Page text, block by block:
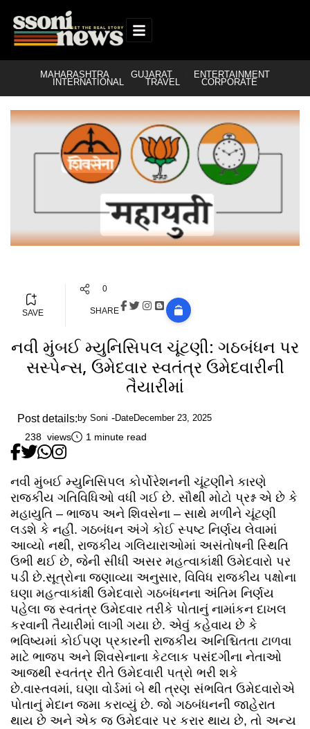
MAHARASHTRA GUJARAT ENTERTAINMENT
INTERNATIONAL TRAVEL CORPORATE
SAVE
0
SHARE
નવી મુંબઈ મ્યુનિસિપલ ચૂંટણી: ગઠબંધન પર
સસ્પેન્સ, ઉમેદવાર સ્વતંત્ર ઉમેદવારીની
તૈયારીમાં
Post details: by Soni DateDecember 23, 2025
238 views 1 minute read
નવી મુંબઈ મ્યુનિસિપલ કોર્પોરેશનની ચૂંટણીને કારણે
રાજકીય ગતિવિધિઓ વધી ગઈ છે. સૌથી મોટો પ્રશ્ન એ છે કે
મહાયુતિ – ભાજપ અને શિવસેના – સાથે મળીને ચૂંટણી
લડશે કે નહીં. ગઠબંધન અંગે કોઈ સ્પષ્ટ નિર્ણય લેવામાં
આવ્યો નથી, રાજકીય ગલિયારાઓમાં અસંતોષની સ્થિતિ
ઉભી થઈ છે, જેની સીધી અસર મહત્વાકાંક્ષી ઉમેદવારો પર
પડી છે.સૂત્રોના જણાવ્યા અનુસાર, વિવિધ રાજકીય પક્ષોના
ઘણા મહત્વાકાંક્ષી ઉમેદવારો ગઠબંધનના અંતિમ નિર્ણય
પહેલા જ સ્વતંત્ર ઉમેદવાર તરીકે પોતાનું નામાંકન દાખલ
કરવાની તૈયારીમાં લાગી ગયા છે. એવું કહેવાય છે કે
ભવિષ્યમાં કોઈપણ પ્રકારની રાજકીય અનિશ્ચિતતા ટાળવા
માટે ભાજપ અને શિવસેનાના કેટલાક પસંદગીના નેતાઓ
આજથી સ્વતંત્ર રીતે ઉમેદવારી પત્રો ભરી શકે
છે.વાસ્તવમાં, ઘણા વોર્ડમાં બે થી ત્રણ સંભવિત ઉમેદવારોએ
પોતાનું મેદાન જમા કરાવ્યું છે. જો ગઠબંધનની જાહેરાત
થાય છે અને એક જ ઉમેદવાર પર કરાર થાય છે, તો અન્ય